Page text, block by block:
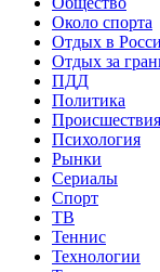
Около спорта
Отдых в
Отдых за
ПДД
Политика
Происшествия
Психология
Рынки
Сериалы
Спорт
ТВ
Теннис
Технологии